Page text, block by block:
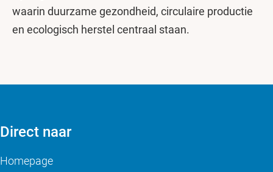
waarin duurzame gezondheid, circulaire productie
en ecologisch herstel centraal staan.
Direct naar
Homepage